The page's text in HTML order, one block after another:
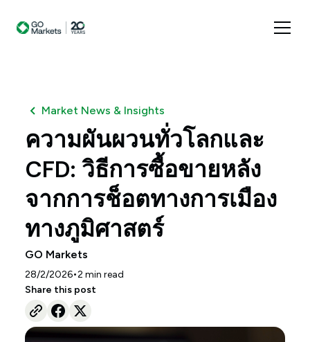
Market News & Insights
ความผันผวนทั่วโลกและ
CFD: วิธีการซื้อขายหลัง
จากการช็อตทางการเมือง
ทางภูมิศาสตร์
GO Markets
28/2/2026•2 min read
Share this post